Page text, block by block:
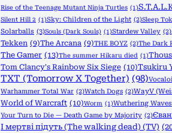
Rise of the Teenage Mutant Ninja Turtles (1)
Silent Hill 2 (1)Sky: Children of the Light (2)Sleep
Solarballs (3)Souls (Dark Souls) (1)Stardew Valley (2)
Tekken (9)The Arcana (9)THE BOYZ (2)The Dark
The Gamer (13)The summer Hikaru died (1)
Tom Clancy's Rainbow Six Siege (10)Tsukiru
TXT (Tomorrow X Together) (98)
Warhammer Total War (2)Watch Dogs (2)WayV
World of Warcraft (10)Worm (1)Wuthering Waves
Your Turn to Die — Death Game by Majority (2)
І мертві підуть (The walking dead) (TV)